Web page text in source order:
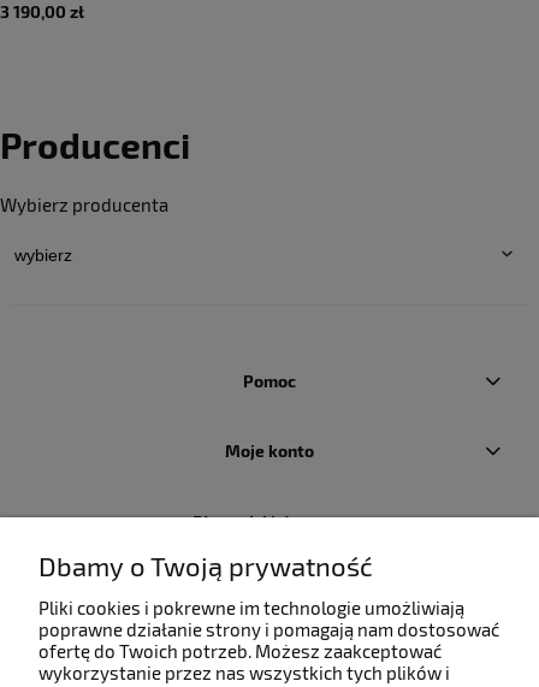
3 190,00 zł
Producenci
Wybierz producenta
Pomoc
Moje konto
Płatności i dostawa
O nas
Dbamy o Twoją prywatność
Pliki cookies i pokrewne im technologie umożliwiają
poprawne działanie strony i pomagają nam dostosować
ofertę do Twoich potrzeb. Możesz zaakceptować
wykorzystanie przez nas wszystkich tych plików i